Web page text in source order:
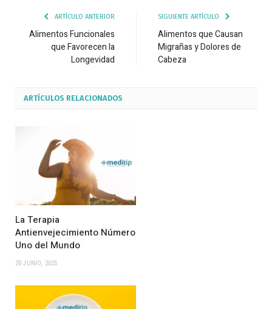
ARTÍCULO ANTERIOR
Alimentos Funcionales
que Favorecen la
Longevidad
SIGUIENTE ARTÍCULO
Alimentos que Causan
Migrañas y Dolores de
Cabeza
ARTÍCULOS RELACIONADOS
La Terapia
Antienvejecimiento Número
Uno del Mundo
20 JUNIO, 2025